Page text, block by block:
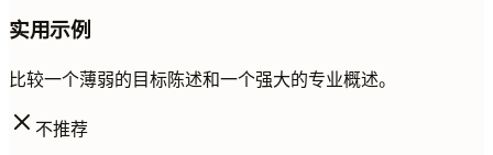
实用示例
比较一个薄弱的目标陈述和一个强大的专业概述。
不推荐